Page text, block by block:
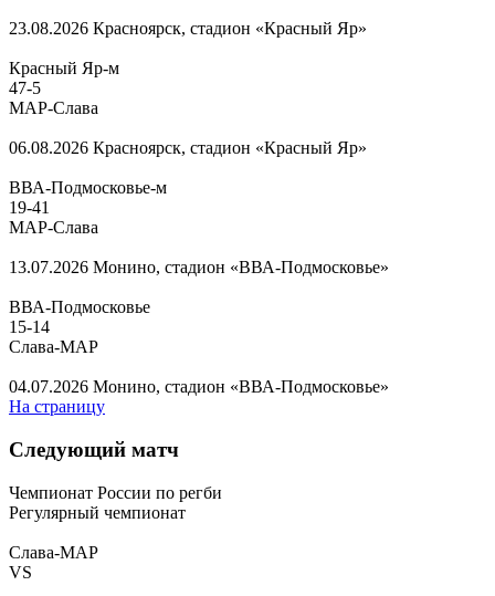
23.08.2026 Красноярск, стадион «Красный Яр»
Красный Яр-м
47-5
МАР-Слава
06.08.2026 Красноярск, стадион «Красный Яр»
ВВА-Подмосковье-м
19-41
МАР-Слава
13.07.2026 Монино, стадион «ВВА-Подмосковье»
ВВА-Подмосковье
15-14
Слава-МАР
04.07.2026 Монино, стадион «ВВА-Подмосковье»
На страницу
Следующий матч
Чемпионат России по регби
Регулярный чемпионат
Слава-МАР
VS